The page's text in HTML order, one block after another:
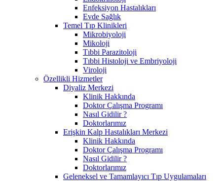
Enfeksiyon Hastalıkları
Evde Sağlık
Temel Tıp Klinikleri
Mikrobiyoloji
Mikoloji
Tıbbi Parazitoloji
Tıbbi Histoloji ve Embriyoloji
Viroloji
Özellikli Hizmetler
Diyaliz Merkezi
Klinik Hakkında
Doktor Çalışma Programı
Nasıl Gidilir ?
Doktorlarımız
Erişkin Kalp Hastalıkları Merkezi
Klinik Hakkında
Doktor Çalışma Programı
Nasıl Gidilir ?
Doktorlarımız
Geleneksel ve Tamamlayıcı Tıp Uygulamaları